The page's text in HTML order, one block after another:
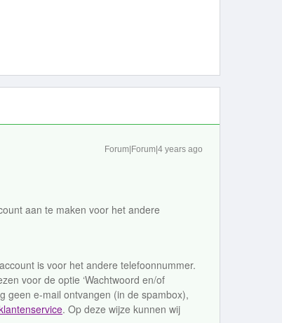
Forum|Forum|4 years ago
aan te maken voor het andere
is voor het andere telefoonnummer.
voor de optie ‘Wachtwoord en/of
geen e-mail ontvangen (in de spambox),
. Op deze wijze kunnen wij